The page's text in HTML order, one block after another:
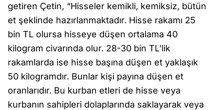
getiren Çetin, “Hisseler kemikli, kemiksiz, bütün
et şeklinde hazırlanmaktadır. Hisse rakamı 25
bin TL olursa hisseye düşen ortalama 40
kilogram civarında olur. 28-30 bin TL’lik
rakamlarda ise hisse başına düşen et yaklaşık
50 kilogramdır. Bunlar kişi payına düşen et
oranlarıdır. Bu kurban etleri de hisse veya
kurbanın sahipleri dolaplarında saklayarak veya